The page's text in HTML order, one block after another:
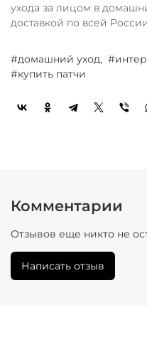
ухода за лицом в
доставкой по всей
#домашний уход,
#купить патчи
Комментарии
Отзывов еще никто не
Написать отзыв